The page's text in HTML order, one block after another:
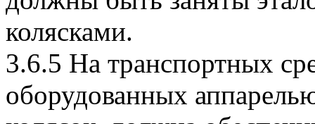
колясками.
3.6.5 На транспортных
оборудованных